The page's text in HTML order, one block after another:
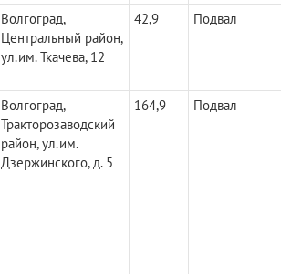
Волгоград,
Центральный район,
ул.им. Ткачева, 12
42,9 Подвал
Волгоград,
Тракторозаводский
район, ул.им.
Дзержинского, д. 5
164,9 Подвал